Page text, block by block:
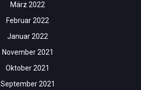
März 2022
Februar 2022
Januar 2022
November 2021
Oktober 2021
September 2021